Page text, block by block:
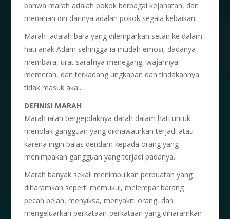
bahwa marah adalah pokok berbagai kejahatan, dan
menahan diri darinya adalah pokok segala kebaikan.
Marah adalah bara yang dilemparkan setan ke dalam
hati anak Adam sehingga ia mudah emosi, dadanya
membara, urat sarafnya menegang, wajahnya
memerah, dan terkadang ungkapan dan tindakannya
tidak masuk akal.
DEFINISI MARAH
Marah ialah bergejolaknya darah dalam hati untuk
menolak gangguan yang dikhawatirkan terjadi atau
karena ingin balas dendam kepada orang yang
menimpakan gangguan yang terjadi padanya.
Marah banyak sekali menimbulkan perbuatan yang
diharamkan seperti memukul, melempar barang
pecah belah, menyiksa, menyakiti orang, dan
mengeluarkan perkataan-perkataan yang diharamkan